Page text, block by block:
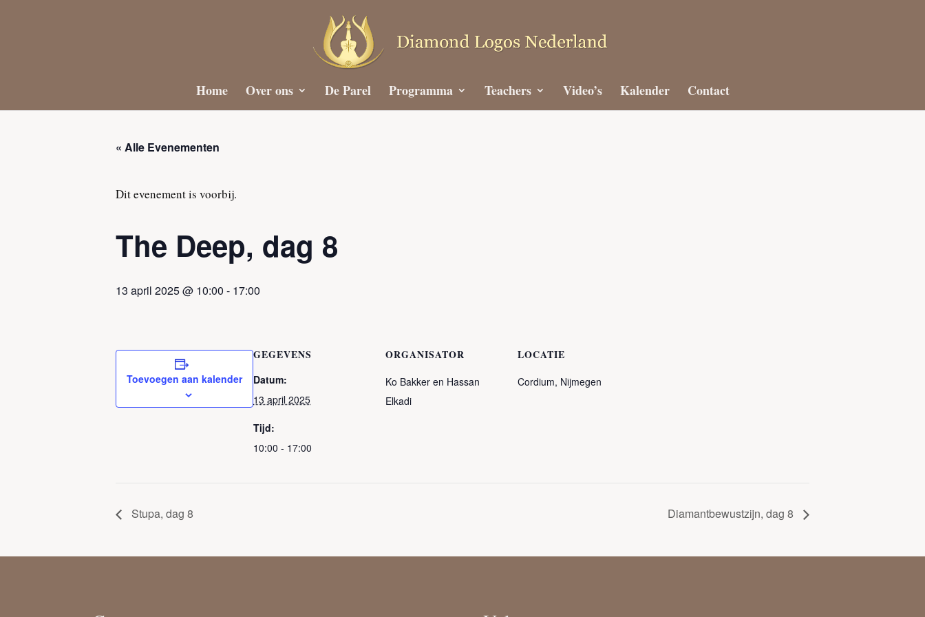
Home Over ons De Parel Programma Teachers Video’s Kalender Contact
« Alle Evenementen
Dit evenement is voorbij.
The Deep, dag 8
13 april 2025 @ 10:00 - 17:00
Toevoegen aan kalender
GEGEVENS
Datum:
13 april 2025
Tijd:
10:00 - 17:00
ORGANISATOR
Ko Bakker en Hassan
Elkadi
LOCATIE
Cordium, Nijmegen
Stupa, dag 8 Diamantbewustzijn, dag 8